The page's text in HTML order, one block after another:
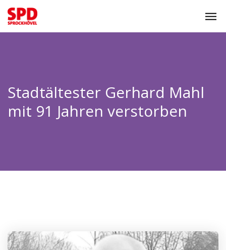
Stadtältester Gerhard Mahl
mit 91 Jahren verstorben